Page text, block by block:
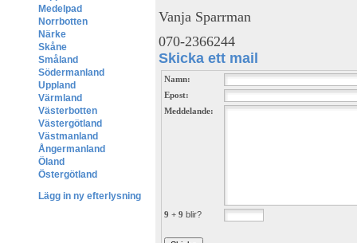
Medelpad
Norrbotten
Närke
Skåne
Småland
Södermanland
Uppland
Värmland
Västerbotten
Västergötland
Västmanland
Ångermanland
Öland
Östergötland
Lägg in ny efterlysning
Vanja Sparrman
070-2366244
Skicka ett mail
Namn:
Epost:
Meddelande:
9 + 9 blir?